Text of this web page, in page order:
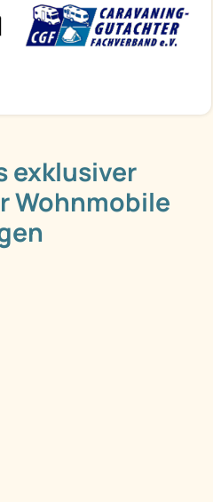
exklusiver
Wohnmobile